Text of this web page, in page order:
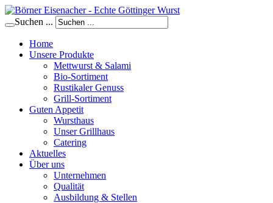
Suchen ...
Home
Unsere Produkte
Mettwurst & Salami
Bio-Sortiment
Rustikaler Genuss
Grill-Sortiment
Guten Appetit
Wursthaus
Unser Grillhaus
Catering
Aktuelles
Über uns
Unternehmen
Qualität
Ausbildung & Stellen